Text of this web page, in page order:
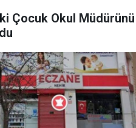
Çocuk Okul Müdürünü